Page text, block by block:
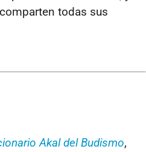
todas sus
Akal del Budismo,